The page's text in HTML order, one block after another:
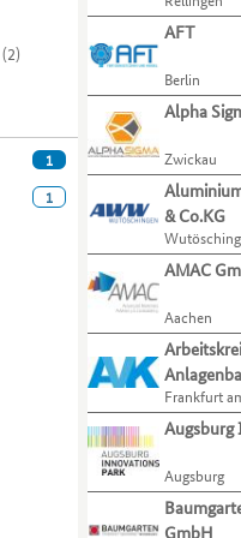
(2)
1
1
Liste.
Mit
der
Tabulatortaste
können
Sie
nächsten
Organisation
AFT
Berlin
Alpha
Zwickau
& Co.KG
AMAC
Aachen
Frankfurt
Augsburg
Augsburg
GmbH